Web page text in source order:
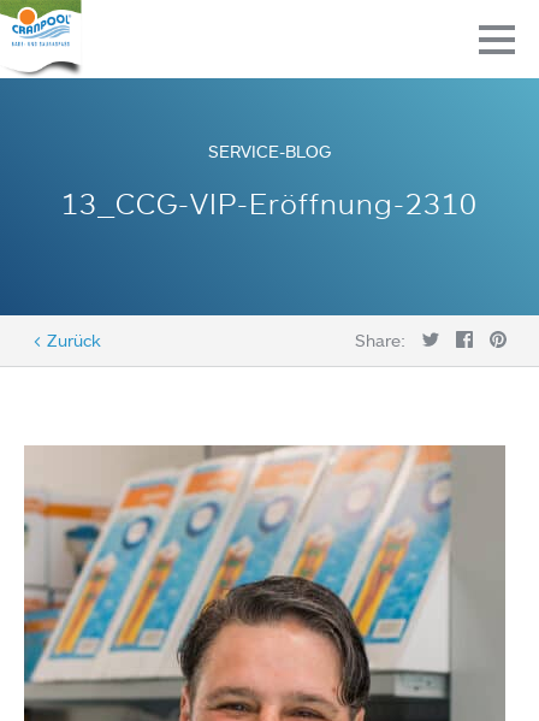
SERVICE-BLOG
13_CCG-VIP-Eröffnung-2310
< Zurück Share: